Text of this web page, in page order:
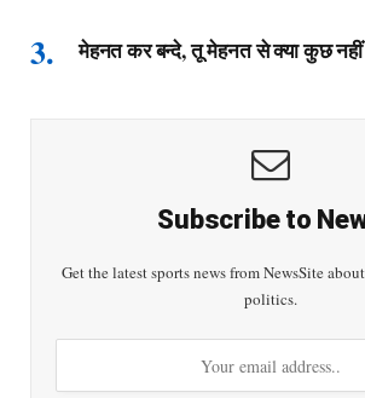
मेहनत कर बन्दे, तू मेहनत से क्या कुछ नहीं
Subscribe to
Get the latest sports news from NewsSite
politics.